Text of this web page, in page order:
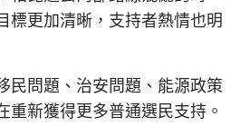
標更加清晰，支持者熱情也明
民問題、治安問題、能源政策
重新獲得更多普通選民支持。